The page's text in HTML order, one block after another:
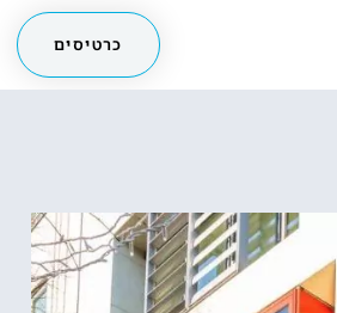
כרטיסים